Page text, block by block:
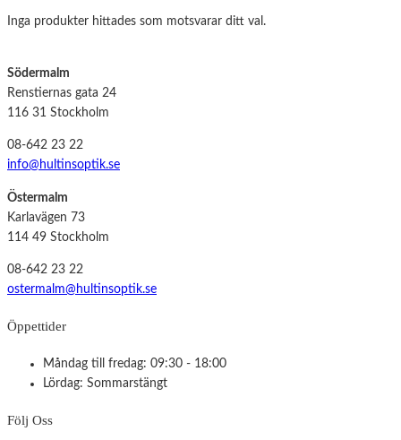
Inga produkter hittades som motsvarar ditt val.
Södermalm
Renstiernas gata 24
116 31 Stockholm
08-642 23 22
info@hultinsoptik.se
Östermalm
Karlavägen 73
114 49 Stockholm
08-642 23 22
ostermalm@hultinsoptik.se
Öppettider
Måndag till fredag: 09:30 - 18:00
Lördag: Sommarstängt
Följ Oss